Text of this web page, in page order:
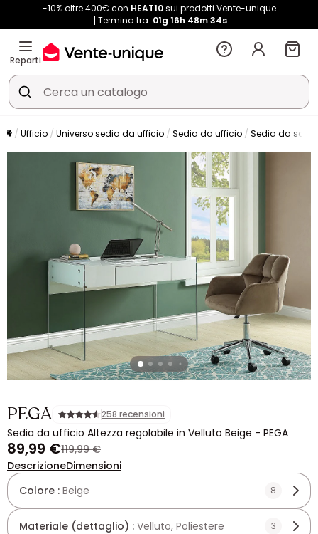
-10% oltre 400€ con HEAT10sui prodotti Vente-unique
Termina tra: 01g 16h 48m 34s
Reparti
Ufficio Universo sedia da ufficio Sedia da ufficio Sedia da
PEGA 258 recensioni
Sedia da ufficio Altezza regolabile in Velluto Beige - PEGA
89,99 €119,99 €
DescrizioneDimensioni
Colore : Beige 8
Materiale (dettaglio) : Velluto, Poliestere 3